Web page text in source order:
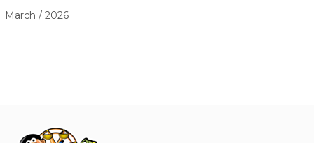
March / 2026